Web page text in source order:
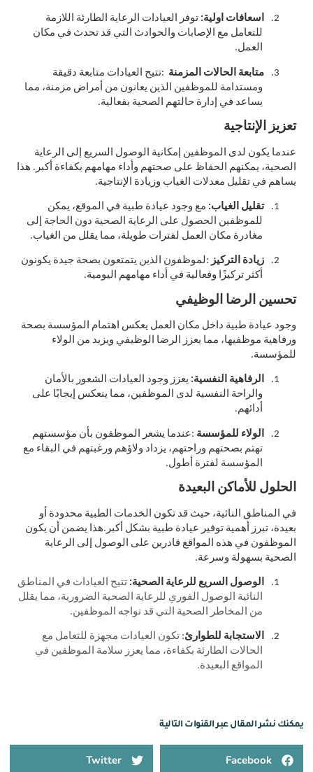
2. اسعافات اولية: توفر العيادات الرعاية الطارئة اللازمة
للتعامل مع الإصابات والحوادث التي قد تحدث في مكان
العمل.
3. متابعة الحالات المزمنة :تتيح العيادات متابعة دقيقة
ومستدامة للموظفين الذين يعانون من أمراض مزمنة، مما
يساعد في إدارة حالتهم الصحية بفعالية.
تعزيز الإنتاجية
عندما يكون لدى الموظفين إمكانية الوصول السريع إلى الرعاية
الصحية، يمكنهم الحفاظ على صحتهم وأداء مهامهم بكفاءة أكبر. هذا
يساهم في تقليل معدلات الغياب وزيادة الإنتاجية.
1. تقليل الغياب: مع وجود عيادة طبية في الموقع، يمكن
للموظفين الحصول على الرعاية الصحية دون الحاجة إلى
مغادرة مكان العمل لفترات طويلة، مما يقلل من الغياب.
2. زيادة التركيز :لموظفون الذين يتمتعون بصحة جيدة يكونون
أكثر تركيزًا وفعالية في أداء مهامهم اليومية.
تحسين الرضا الوظيفي
وجود عيادة طبية داخل مكان العمل يعكس اهتمام المؤسسة بصحة
ورفاهية موظفيها، مما يعزز الرضا الوظيفي ويزيد من الولاء
للمؤسسة.
1. الرفاهية النفسية: يعزز وجود العيادات الشعور بالأمان
والراحة النفسية لدى الموظفين، مما ينعكس إيجابًا على
أدائهم.
2. الولاء للمؤسسة :عندما يشعر الموظفون بأن مؤسستهم
تهتم بصحتهم وراحتهم، يزداد ولاؤهم ورغبتهم في البقاء مع
المؤسسة لفترة أطول.
الحلول للأماكن البعيدة
في المناطق النائية، حيث قد تكون الخدمات الطبية محدودة أو
بعيدة، تبرز أهمية توفير عيادة طبية بشكل أكبر.هذا يضمن أن يكون
الموظفون في هذه المواقع قادرين على الوصول إلى الرعاية
الصحية بسهولة وسرعة.
1. الوصول السريع للرعاية الصحية: تتيح العيادات في المناطق
النائية الوصول الفوري للرعاية الصحية الضرورية، مما يقلل
من المخاطر الصحية التي قد تواجه الموظفين.
2. الاستجابة للطوارئ: تكون العيادات مجهزة للتعامل مع
الحالات الطارئة بكفاءة، مما يعزز سلامة الموظفين في
المواقع البعيدة.
يمكنك نشر المقال عبر القنوات التالية
Facebook
Twitter